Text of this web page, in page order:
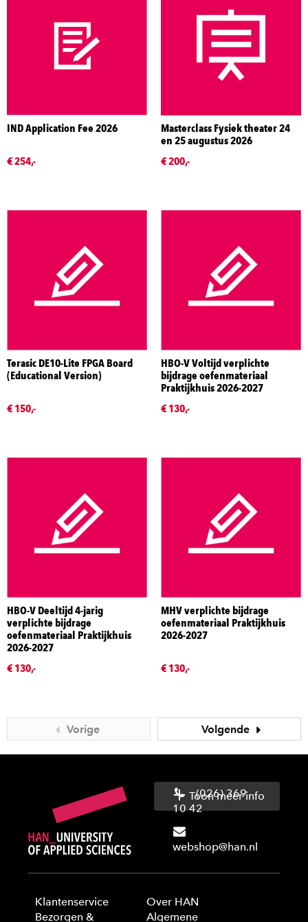
IND Application Fee 2026
€ 254,-
Masterclass Fysiek theater 24
en 25 augustus 2026
€ 200,-
Terasic DE10-Lite FPGA Board
(Educational Version)
€ 150,-
HBO-V Voltijd verplichte
bijdrage oefenmateriaal
Praktijkhuis 2026-2027
€ 130,-
HBO-V Deeltijd 4-jarig
verplichte bijdrage
oefenmateriaal Praktijkhuis
2026-2027
€ 130,-
MHV verplichte bijdrage
oefenmateriaal Praktijkhuis
2026-2027
€ 130,-
Vorige Volgende
(026) 369
10 42
webshop@han.nl
Toon meer info
Klantenservice
Bezorgen &
Over HAN
Algemene